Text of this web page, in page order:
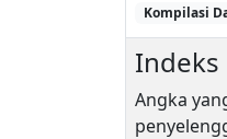
Kompilasi
Indeks
Angka